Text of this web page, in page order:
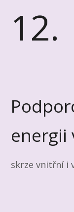
12.
energii
skrze vnitřní i